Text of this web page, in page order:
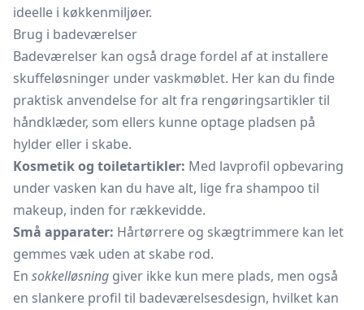
ideelle i køkkenmiljøer.
Brug i badeværelser
Badeværelser kan også drage fordel af at installere
skuffeløsninger under vaskmøblet. Her kan du finde
praktisk anvendelse for alt fra rengøringsartikler til
håndklæder, som ellers kunne optage pladsen på
hylder eller i skabe.
Kosmetik og toiletartikler: Med lavprofil opbevaring
under vasken kan du have alt, lige fra shampoo til
makeup, inden for rækkevidde.
Små apparater: Hårtørrere og skægtrimmere kan let
gemmes væk uden at skabe rod.
En sokkelløsning giver ikke kun mere plads, men også
en slankere profil til badeværelsesdesign, hvilket kan